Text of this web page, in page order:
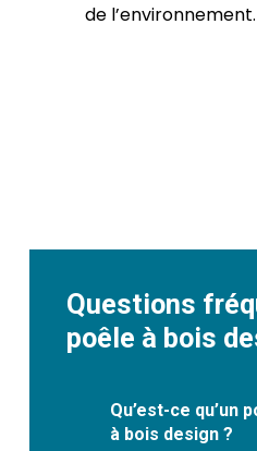
de l’environnement.
Questions
poêle à bois
Qu’est-ce qu’un
à bois design ?